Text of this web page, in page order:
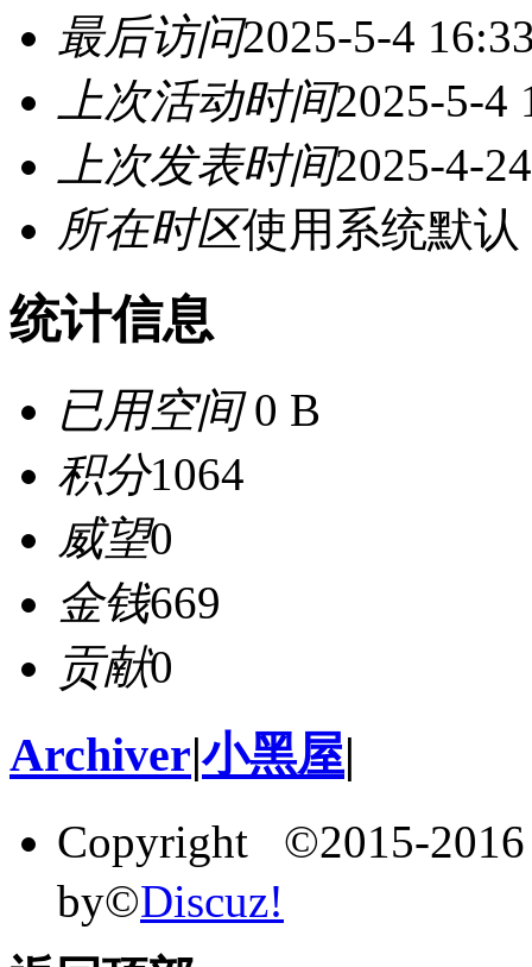
最后访问2025-5-4
上次活动时间2025-5-4
上次发表时间2025-4-
所在时区使用系统默认
统计信息
已用空间0 B
积分1064
威望0
金钱669
贡献0
Archiver|小黑屋|
Copyright ©2015-
by©Discuz!